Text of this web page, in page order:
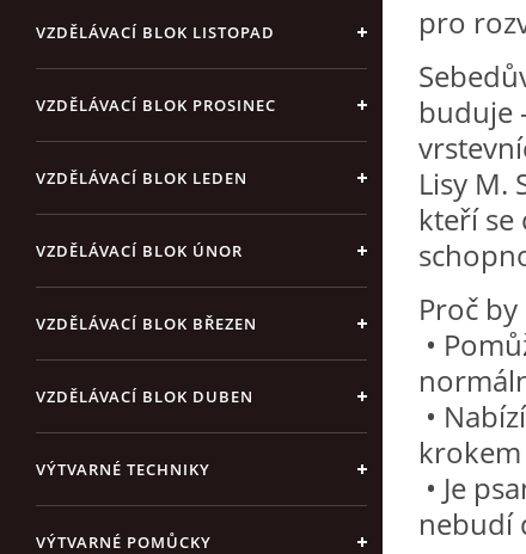
VZDĚLÁVACÍ BLOK LISTOPAD
VZDĚLÁVACÍ BLOK PROSINEC
VZDĚLÁVACÍ BLOK LEDEN
VZDĚLÁVACÍ BLOK ÚNOR
VZDĚLÁVACÍ BLOK BŘEZEN
VZDĚLÁVACÍ BLOK DUBEN
VÝTVARNÉ TECHNIKY
VÝTVARNÉ POMŮCKY
pro
buduje
Lisy M.
kteří se
Proč
•
•
• Je
nebudí